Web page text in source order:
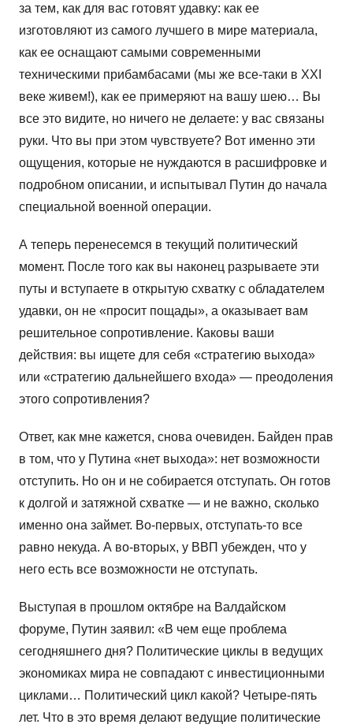
за тем, как для вас готовят удавку: как ее
изготовляют из самого лучшего в мире материала,
как ее оснащают самыми современными
техническими прибамбасами (мы же все-таки в ХХI
веке живем!), как ее примеряют на вашу шею… Вы
все это видите, но ничего не делаете: у вас связаны
руки. Что вы при этом чувствуете? Вот именно эти
ощущения, которые не нуждаются в расшифровке и
подробном описании, и испытывал Путин до начала
специальной военной операции.
А теперь перенесемся в текущий политический
момент. После того как вы наконец разрываете эти
путы и вступаете в открытую схватку с обладателем
удавки, он не «просит пощады», а оказывает вам
решительное сопротивление. Каковы ваши
действия: вы ищете для себя «стратегию выхода»
или «стратегию дальнейшего входа» — преодоления
этого сопротивления?
Ответ, как мне кажется, снова очевиден. Байден прав
в том, что у Путина «нет выхода»: нет возможности
отступить. Но он и не собирается отступать. Он готов
к долгой и затяжной схватке — и не важно, сколько
именно она займет. Во-первых, отступать-то все
равно некуда. А во-вторых, у ВВП убежден, что у
него есть все возможности не отступать.
Выступая в прошлом октябре на Валдайском
форуме, Путин заявил: «В чем еще проблема
сегодняшнего дня? Политические циклы в ведущих
экономиках мира не совпадают с инвестиционными
циклами… Политический цикл какой? Четыре-пять
лет. Что в это время делают ведущие политические